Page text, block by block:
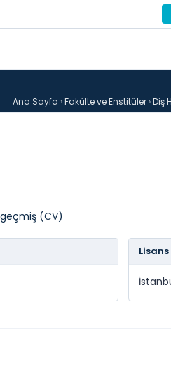
Ana Sayfa ›Fakülte ve Enstitüler ›Diş
(CV)
Lisans